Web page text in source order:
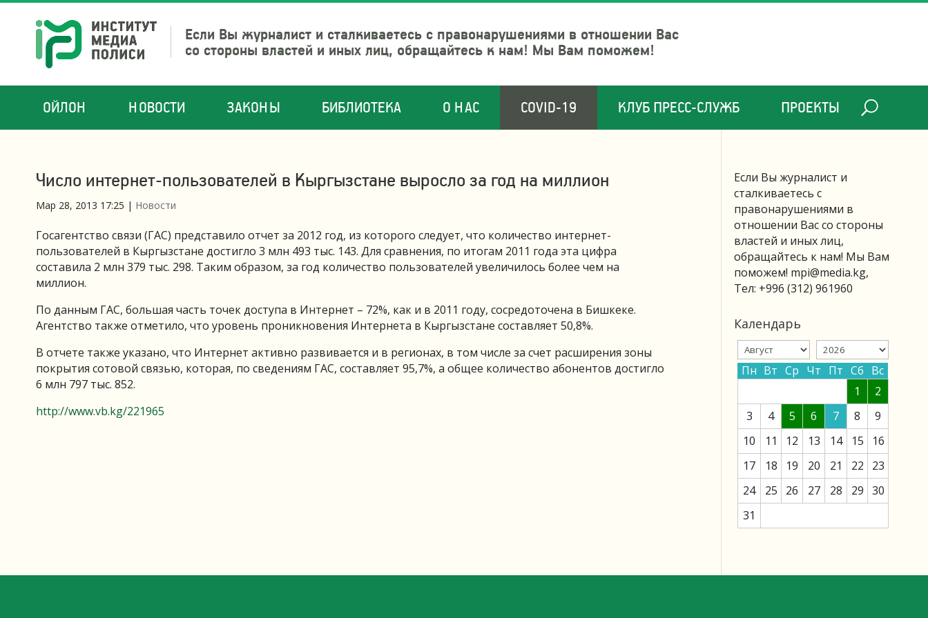
Если Вы журналист и сталкиваетесь с правонарушениями в отношении Вас
со стороны властей и иных лиц, обращайтесь к нам! Мы Вам поможем!
ОЙЛОН НОВОСТИ ЗАКОНЫ БИБЛИОТЕКА О НАС COVID-19 КЛУБ ПРЕСС-СЛУЖБ ПРОЕКТЫ
Число интернет-пользователей в Кыргызстане выросло за год на миллион
Мар 28, 2013 17:25 | Новости
Госагентство связи (ГАС) представило отчет за 2012 год, из которого следует, что количество интернет-
пользователей в Кыргызстане достигло 3 млн 493 тыс. 143. Для сравнения, по итогам 2011 года эта цифра
составила 2 млн 379 тыс. 298. Таким образом, за год количество пользователей увеличилось более чем на
миллион.
По данным ГАС, большая часть точек доступа в Интернет – 72%, как и в 2011 году, сосредоточена в Бишкеке.
Агентство также отметило, что уровень проникновения Интернета в Кыргызстане составляет 50,8%.
В отчете также указано, что Интернет активно развивается и в регионах, в том числе за счет расширения зоны
покрытия сотовой связью, которая, по сведениям ГАС, составляет 95,7%, а общее количество абонентов достигло
6 млн 797 тыс. 852.
http://www.vb.kg/221965
Если Вы журналист и
сталкиваетесь с
правонарушениями в
отношении Вас со стороны
властей и иных лиц,
обращайтесь к нам! Мы Вам
поможем! mpi@media.kg,
Тел: +996 (312) 961960
Календарь
Пн Вт Ср Чт Пт Сб Вс
1
2
3
4 5 6 7 8
9
10
11 12 13 14 15
16
17
18 19 20 21 22
23
24
25 26 27 28 29 30
31